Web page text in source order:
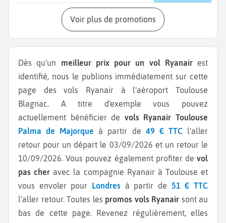
Voir plus de promotions
Dès qu'un meilleur prix pour un vol Ryanairest
identifié, nous le publions immédiatement sur cette
page des vols Ryanair à l'aéroport Toulouse
Blagnac. A titre d'exemple vous pouvez
actuellement bénéficier de vols Ryanair Toulouse
Palma de Majorqueà partir de 49 € TTC l'aller
retour pour un départ le 03/09/2026 et un retour le
10/09/2026.Vous pouvez également profiter devol
pas cher avec la compagnie Ryanair à Toulouse et
vous envoler pour Londres à partir de 51 € TTC
l'aller retour. Toutes les promos vols Ryanair sont au
bas de cette page. Revenez régulièrement, elles